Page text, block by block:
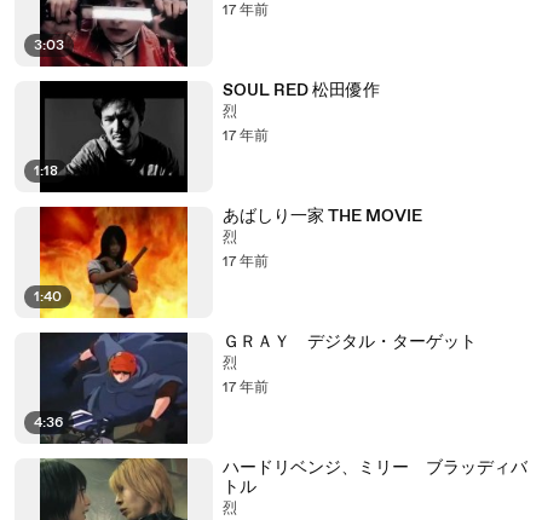
3:03
17 年前
1:18
SOUL RED 松田優作
烈
17 年前
1:40
あばしり一家 THE MOVIE
烈
17 年前
4:36
ＧＲＡＹ デジタル・ターゲット
烈
17 年前
ハードリベンジ、ミリー ブラッディバ
トル
烈